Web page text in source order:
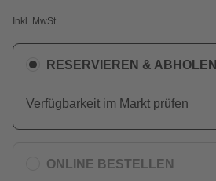
Inkl. MwSt.
RESERVIEREN & ABHOLEN
Verfügbarkeit im Markt prüfen
ONLINE BESTELLEN